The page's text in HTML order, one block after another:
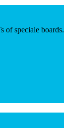
of speciale boards.